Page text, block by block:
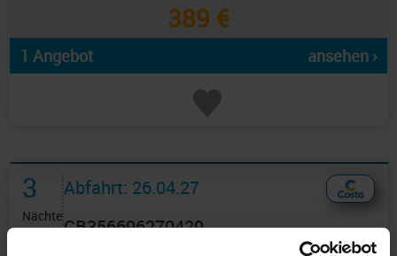
389 €
1 Angebot ansehen ›
3
Nächte
Abfahrt: 26.04.27
CB356696270429